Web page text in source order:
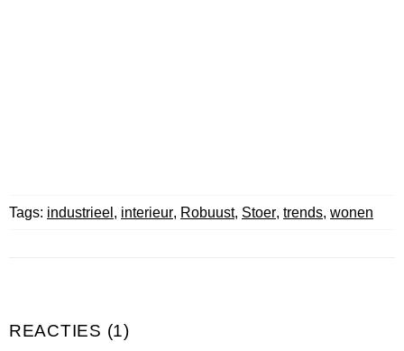
Tags: industrieel , interieur, Robuust, Stoer, trends, wonen
REACTIES (1)